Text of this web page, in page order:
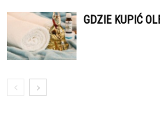
GDZIE KUPIĆ